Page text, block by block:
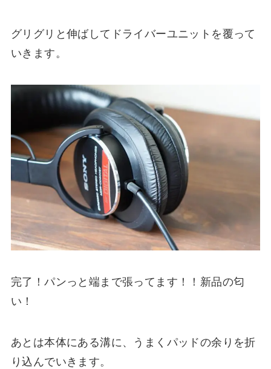
グリグリと伸ばしてドライバーユニットを覆って
いきます。
完了！パンっと端まで張ってます！！新品の匂
い！
あとは本体にある溝に、うまくパッドの余りを折
り込んでいきます。